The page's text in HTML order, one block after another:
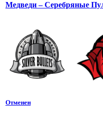
Медведи – Серебряные
Отменен